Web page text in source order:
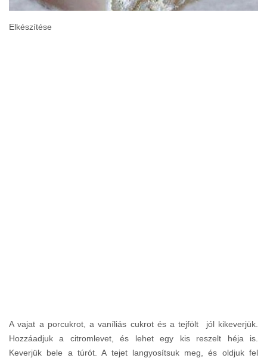
Elkészítése
A vajat a porcukrot, a vaníliás cukrot és a tejfölt jól kikeverjük.
Hozzáadjuk a citromlevet, és lehet egy kis reszelt héja is.
Keverjük bele a túrót. A tejet langyosítsuk meg, és oldjuk fel